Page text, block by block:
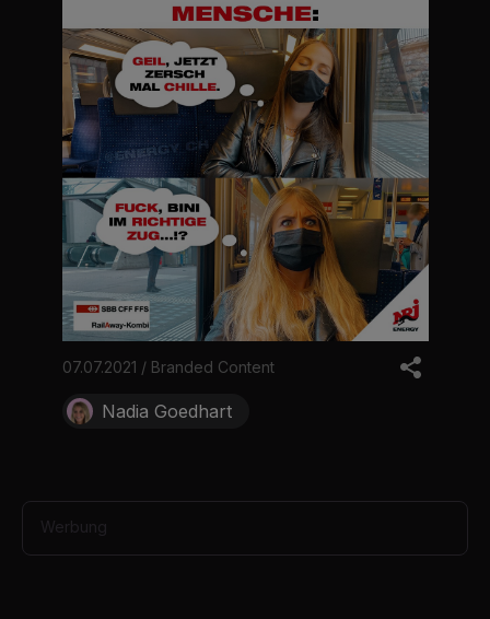
07.07.2021 / Branded Content
Nadia Goedhart
Werbung